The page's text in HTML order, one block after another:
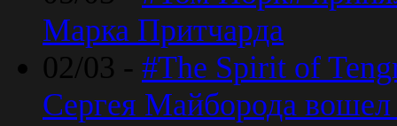
Марка Притчарда
02/03 - #The Spirit of
Сергея Майборода